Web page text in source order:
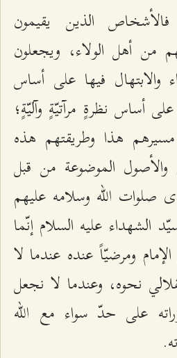
الذين يقيمون
من أهل الولاء، ويجعلون
والابتهال فيها على أساس
على أساس نظرةٍ مرآتيّةٍ وآليّةٍ؛
مسيرهم هذا وطريقتهم هذه
والأصول الموضوعة من قبل
صلوات الله وسلامه عليهم
الشهداء عليه السلام إنّما
ومرضيّاً عنده عندما لا
نحوه، وعندما لا نجعل
على حدّ سواء مع الله